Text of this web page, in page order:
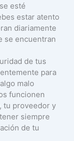
esté
estar atento
diariamente
se encuentran
de tus
para
malo
funcionen
tu proveedor y
siempre
de tu